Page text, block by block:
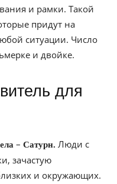
и рамки. Такой
придут на
ситуации. Число
и двойке.
– Сатурн. Люди с
зачастую
и окружающих.